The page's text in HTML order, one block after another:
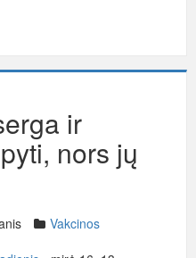
ir
nors jų
Vakcinos